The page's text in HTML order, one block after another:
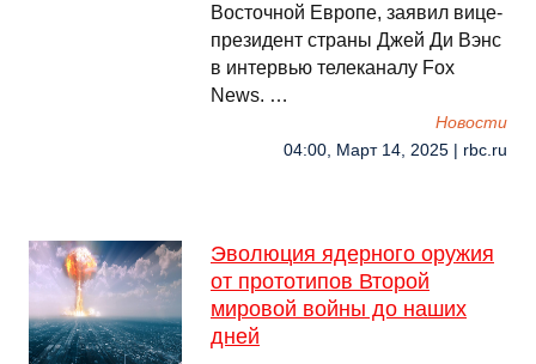
Восточной Европе, заявил вице-
президент страны Джей Ди Вэнс
в интервью телеканалу Fox
News. …
Новости
04:00, Март 14, 2025 | rbc.ru
Эволюция ядерного оружия
от прототипов Второй
мировой войны до наших
дней